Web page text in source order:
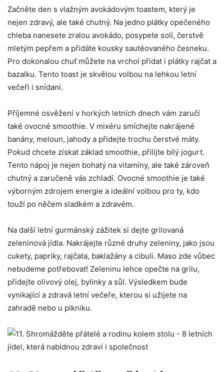
Začněte den s ‍vlažným avokádovým toastem, který je
nejen zdravý, ⁤ale také chutný.‍ Na jedno plátky⁢ opečeného
chleba nanesete zralou avokádo,⁢ posypete solí, čerstvě
mletým pepřem a přidáte kousky sautéovaného česneku.
Pro dokonalou chuť⁣ můžete na vrchol přidat i plátky rajčat⁢ a
bazalku. Tento toast je skvělou volbou na lehkou ⁣letní
večeři i snídani.
Příjemné osvěžení v horkých letních dnech vám ⁣zaručí
také⁤ ovocné smoothie. V mixéru smíchejte‌ nakrájené
banány, ⁤meloun, jahody a přidejte trochu čerstvé máty.
Pokud chcete získat‍ základ smoothie,⁢ přilijte bílý jogurt.
Tento ⁤nápoj je nejen bohatý na vitamíny, ale⁤ také zároveň
chutný a zaručeně vás zchladí.⁢ Ovocné smoothie je také
výborným zdrojem energie a ideální volbou pro ty, kdo
touží po něčem sladkém ​a zdravém.
Na další letní gurmánský zážitek si dejte grilovaná
zeleninová jídla. Nakrájejte různé druhy zeleniny, jako jsou
cukety, papriky, rajčata, baklažány⁣ a cibuli. Maso zde vůbec
nebudeme potřebovat! Zeleninu lehce opečte ⁤na grilu,
přidejte olivový olej, bylinky a sůl. Výsledkem bude
vynikající a zdravá letní večeře, kterou si užijete na
zahradě nebo u pikniku.